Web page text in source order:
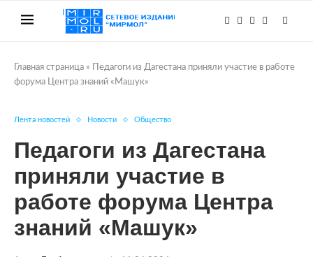
Главная страница »
Педагоги из Дагестана приняли участие в работе
форума Центра знаний «Машук»
Лента новостей Новости Общество
Педагоги из Дагестана
приняли участие в
работе форума Центра
знаний «Машук»